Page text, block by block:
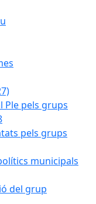
Ple pels grups
pels grups
municipals
del grup